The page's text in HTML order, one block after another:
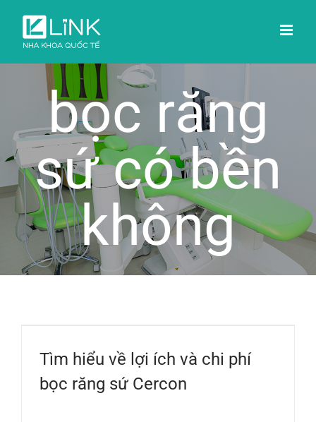
content
bọc răng
sứ có bền
không
Tìm hiểu về lợi ích và chi phí
bọc răng sứ Cercon